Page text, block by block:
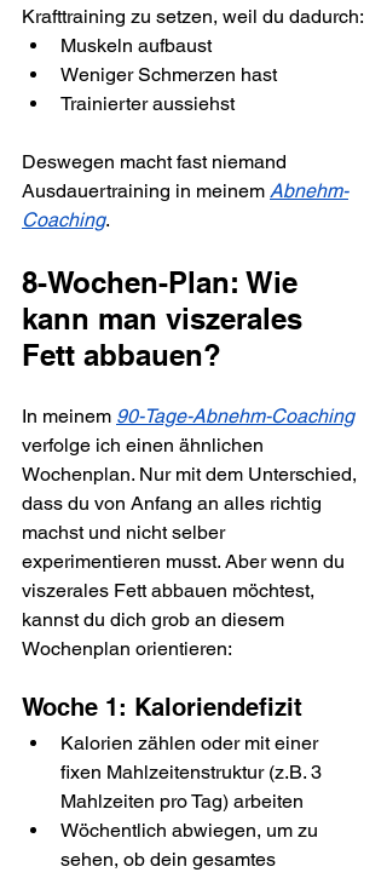
Krafttraining zu setzen, weil du dadurch:
Muskeln aufbaust
Weniger Schmerzen hast
Trainierter aussiehst
Deswegen macht fast niemand
Ausdauertraining in meinem Abnehm-
Coaching.
8-Wochen-Plan: Wie
kann man viszerales
Fett abbauen?
In meinem 90-Tage-Abnehm-Coaching
verfolge ich einen ähnlichen
Wochenplan. Nur mit dem Unterschied,
dass du von Anfang an alles richtig
machst und nicht selber
experimentieren musst. Aber wenn du
viszerales Fett abbauen möchtest,
kannst du dich grob an diesem
Wochenplan orientieren:
Woche 1: Kaloriendefizit
Kalorien zählen oder mit einer
fixen Mahlzeitenstruktur (z.B. 3
Mahlzeiten pro Tag) arbeiten
Wöchentlich abwiegen, um zu
sehen, ob dein gesamtes